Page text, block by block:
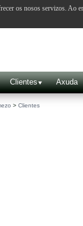
Clientes Axuda
> Clientes
os nosos servizos. Ao